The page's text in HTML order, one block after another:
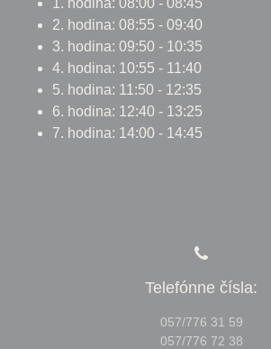
2. hodina: 08:55 - 09:40
3. hodina: 09:50 - 10:35
4. hodina: 10:55 - 11:40
5. hodina: 11:50 - 12:35
6. hodina: 12:40 - 13:25
7. hodina: 14:00 - 14:45
Telefónne čísla:
057/776 31 59
057/776 72 38